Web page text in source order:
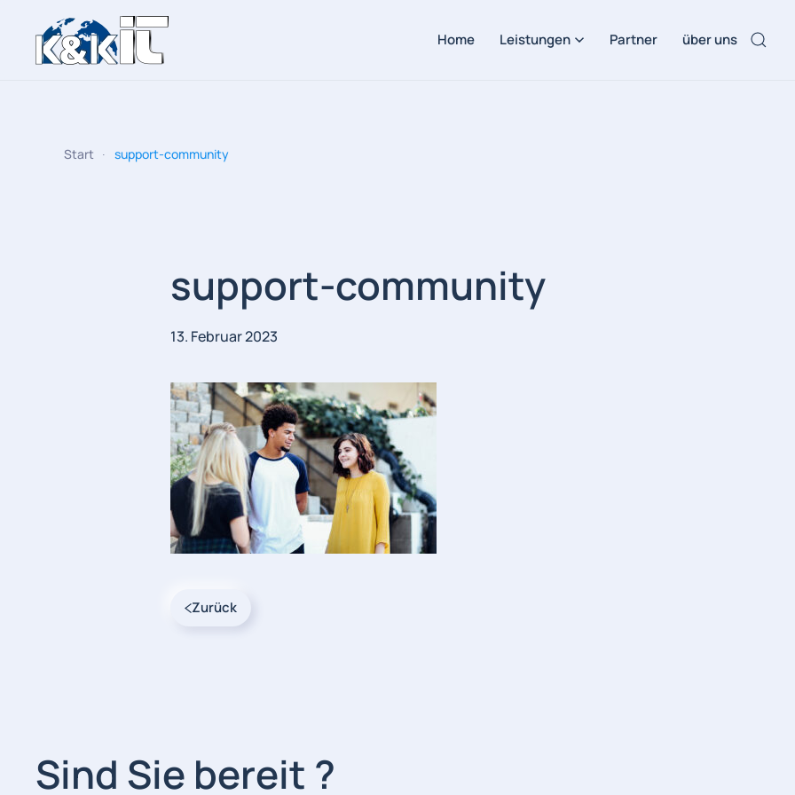
Zum Hauptinhalt springen
Home Leistungen Partner über uns
Start support-community
support-community
13. Februar 2023
Zurück
Sind Sie bereit ?